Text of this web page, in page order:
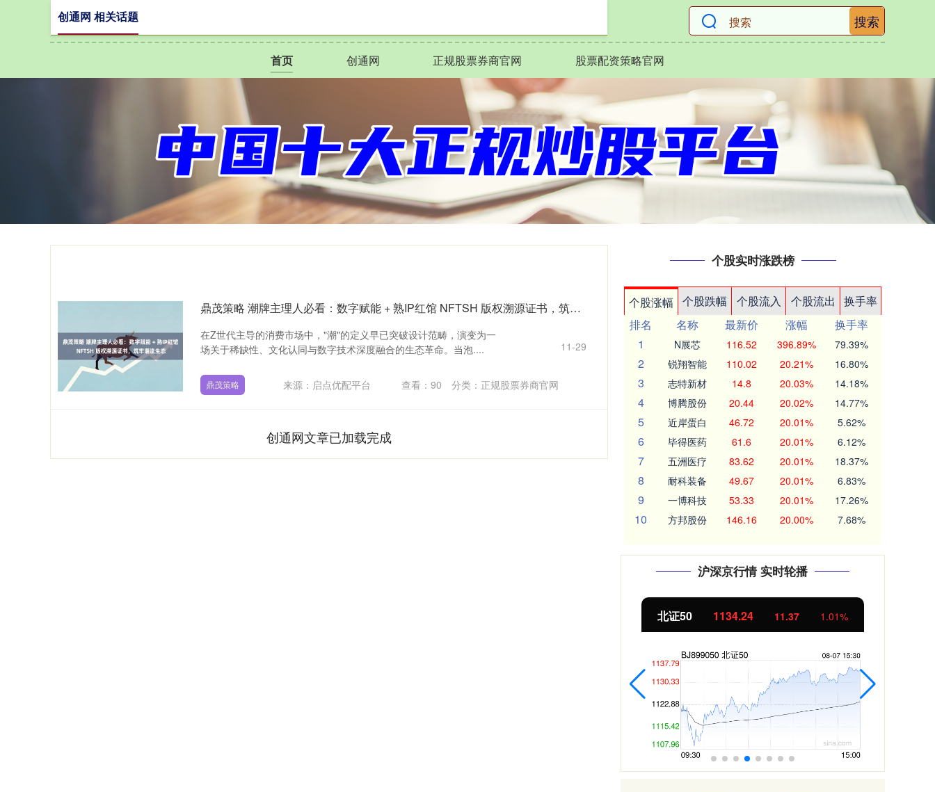
搜索
首页 创通网 正规股票券商官网 股票配资策略官网
创通网 相关话题
鼎茂策略 潮牌主理人必看：数字赋能 + 熟IP红馆 NFTSH 版权溯源证书，筑牢潮流生态
在Z世代主导的消费市场中，"潮"的定义早已突破设计范畴，演变为一
场关于稀缺性、文化认同与数字技术深度融合的生态革命。当泡....
11-29
鼎茂策略 来源：启点优配平台 查看：90 分类： 正规股票券商官网
创通网文章已加载完成
个股实时涨跌榜
个股涨幅 个股跌幅 个股流入 个股流出
换手率
排名
名称 最新价 涨幅
换手率
1
N展芯 116.52 396.89% 79.39%
2 锐翔智能 110.02 20.21% 16.80%
3 志特新材 14.8 20.03% 14.18%
4 博腾股份 20.44 20.02% 14.77%
5 近岸蛋白 46.72 20.01% 5.62%
6 毕得医药 61.6 20.01% 6.12%
7 五洲医疗 83.62 20.01% 18.37%
8 耐科装备 49.67 20.01% 6.83%
9 一博科技 53.33 20.01% 17.26%
10 方邦股份 146.16 20.00% 7.68%
沪深京行情 实时轮播
北证50 1134.24 11.37 1.01%